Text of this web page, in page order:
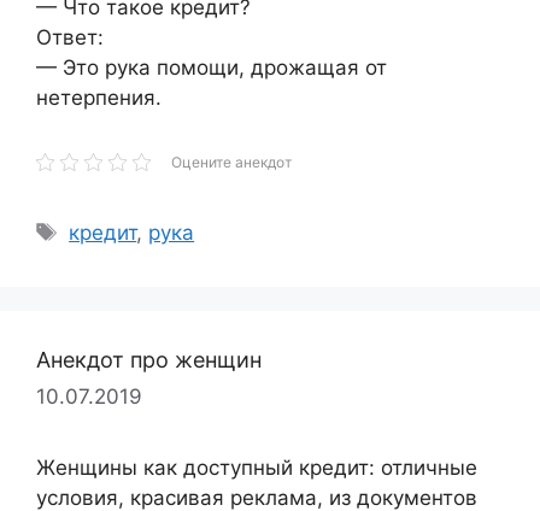
— Что такое кредит?
Ответ:
— Это рука помощи, дрожащая от
нетерпения.
Оцените анекдот
Метки
кредит, рука
Анекдот про женщин
10.07.2019
Женщины как доступный кредит: отличные
условия, красивая реклама, из документов